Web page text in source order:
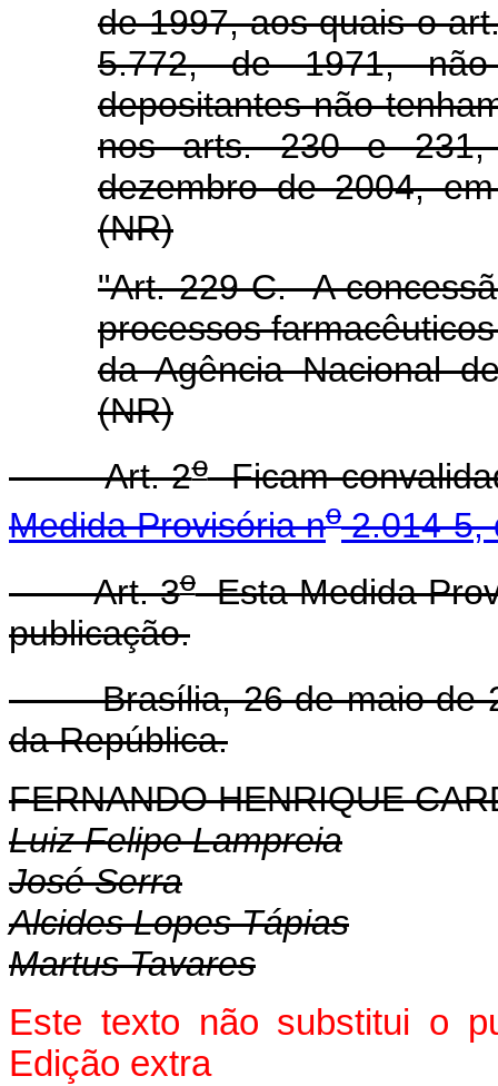
de 1997, aos quais o
5.772, de 1971,
depositantes não
nos arts. 230 e
dezembro de 2004,
(NR)
"Art. 229-C. A
processos
da Agência Nacional
(NR)
Art. 2oFicam
Medida Provisória no2.014-5,
Art. 3oEsta Medida
publicação.
Brasília, 26 de maio de
da República.
FERNANDO HENRIQUE
Luiz Felipe Lampreia
José Serra
Alcides Lopes Tápias
Martus Tavares
Este texto não substitui o
Edição extra